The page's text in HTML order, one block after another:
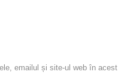
emailul și site-ul web în acest